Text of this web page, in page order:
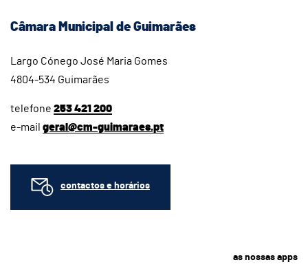
Câmara Municipal de Guimarães
Largo Cónego José Maria Gomes
4804-534 Guimarães
telefone 253 421 200
e-mail geral@cm-guimaraes.pt
contactos e horários
as nossas apps